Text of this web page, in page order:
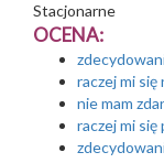
Stacjonarne
OCENA:
raczej mi się
nie mam
raczej mi się